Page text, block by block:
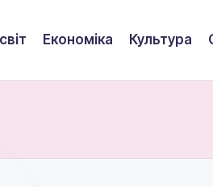
Економіка Культура